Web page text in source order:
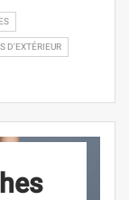
D'EXTÉRIEUR